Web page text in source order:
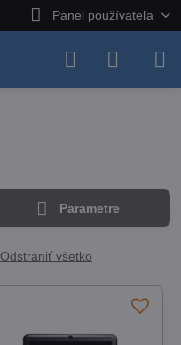
Panel používateľa
Parametre
Odstrániť všetko